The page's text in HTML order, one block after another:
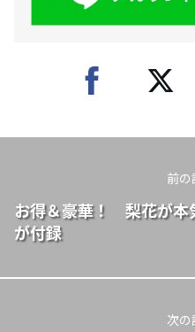
前の
お得＆豪華！ 梨花が本
が付録
次の